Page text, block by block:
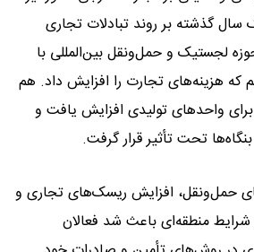
سال گذشته بر روند تبادلات تجاری
حوزه لجستیک و حمل‌ونقل بین‌المللی با
هزینه‌های تجارت را افزایش داد. هم
برای واحدهای تولیدی افزایش یافت و
تحت تأثیر قرار گرفت.
حمل‌ونقل، افزایش ریسک‌های تجاری و
منطقه‌ای باعث شد فعالان